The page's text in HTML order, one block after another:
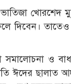
ভাতিজা
দিবেন।
সমালোচনা ও
ঈদের ছালাত